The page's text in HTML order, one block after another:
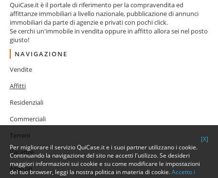
QuiCase.it è il portale di riferimento per la compravendita ed
affittanze immobiliari a livello nazionale, pubblicazione di annunci
immobiliari da parte di agenzie e privati con pochi click.
Se cerchi un'immobile in vendita oppure in affitto allora sei nel posto
giusto!
NAVIGAZIONE
Vendite
Affitti
Residenziali
Commerciali
Terreni
Vacanze
Agenzie
[X]
Per migliorare il servizio QuiCase.it e i suoi partner utilizzano i cookie.
Continuando la navigazione del sito ne accetti l'utilizzo. Se desideri
maggiori informazioni sui cookie e su come modificare le impostazioni
del tuo browser, leggi la nostra politica in materia di cookie.Accetto i